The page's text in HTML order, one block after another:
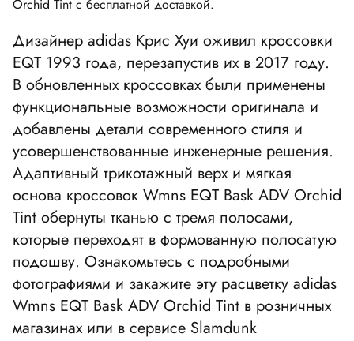
Orchid Tint с бесплатной доставкой.
Дизайнер adidas Крис Хуи оживил кроссовки
EQT 1993 года, перезапустив их в 2017 году.
В обновленных кроссовках были применены
функциональные возможности оригинала и
добавлены детали современного стиля и
усовершенствованные инженерные решения.
Адаптивный трикотажный верх и мягкая
основа кроссовок Wmns EQT Bask ADV Orchid
Tint обернуты тканью с тремя полосами,
которые переходят в формованную полосатую
подошву. Ознакомьтесь с подробными
фотографиями и закажите эту расцветку adidas
Wmns EQT Bask ADV Orchid Tint в розничных
магазинах или в сервисе Slamdunk